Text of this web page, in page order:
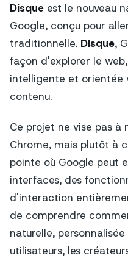
Disque est le nouveau
Google, conçu pour
traditionnelle. Disque,
façon d'explorer le
intelligente et orientée
contenu.
Ce projet ne vise pas
Chrome, mais plutôt à
pointe où Google peut
interfaces, des
d'interaction
de comprendre
naturelle,
utilisateurs, les